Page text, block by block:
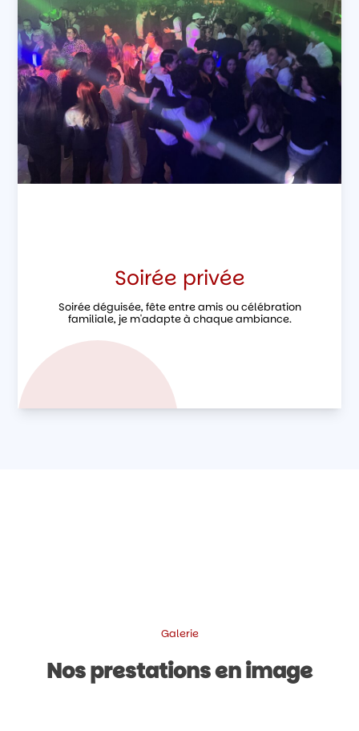
Soirée privée
Soirée déguisée, fête entre amis ou célébration
familiale, je m'adapte à chaque ambiance.
Galerie
Nos prestations en image